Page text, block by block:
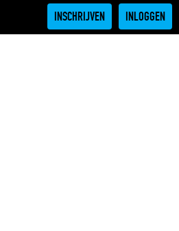
INSCHRIJVEN INLOGGEN